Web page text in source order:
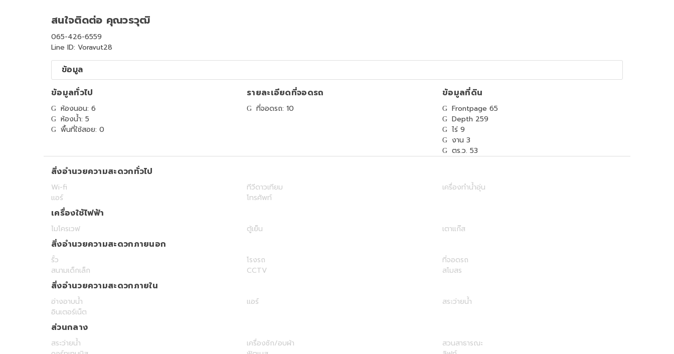
สนใจติดต่อ คุณวรวุฒิ
065-426-6559
Line ID: Voravut28
ข้อมูล
ข้อมูลทั่วไป
ห้องนอน: 6
ห้องน้ำ: 5
พื้นที่ใช้สอย: 0
รายละเอียดที่จอดรถ
ที่จอดรถ: 10
ข้อมูลที่ดิน
Frontpage 65
Depth 259
ไร่ 9
งาน 3
ตร.ว. 53
สิ่งอำนวยความสะดวกทั่วไป
Wi-fi ทีวีดาวเทียม
เครื่องทำน้ำอุ่น
แอร์
โทรศัพท์
เครื่องใช้ไฟฟ้า
ไมโครเวฟ ตู้เย็น เตาแก๊ส
สิ่งอำนวยความสะดวกภายนอก
รั้ว โรงรถ
ที่จอดรถ
สนามเด็กเล็ก
CCTV สโมสร
สิ่งอำนวยความสะดวกภายใน
อ่างอาบน้ำ แอร์
สระว่ายน้ำ
อินเตอร์เน็ต
ส่วนกลาง
สระว่ายน้ำ เครื่องซัก/อบผ้า
สวนสาธารณะ